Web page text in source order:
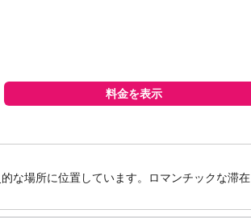
料金を表示
な場所に位置しています。ロマンチックな滞在